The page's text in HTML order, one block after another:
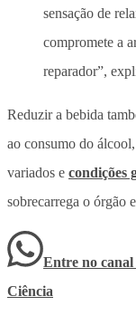
sensação de
compromete a
reparador”,
Reduzir a bebida
ao consumo do
variados e condições
sobrecarrega o órgão
Entre no
Ciência